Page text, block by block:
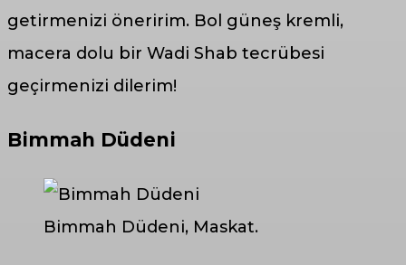
getirmenizi öneririm. Bol güneş kremli,
macera dolu bir Wadi Shab tecrübesi
geçirmenizi dilerim!
Bimmah Düdeni
Bimmah Düdeni, Maskat.